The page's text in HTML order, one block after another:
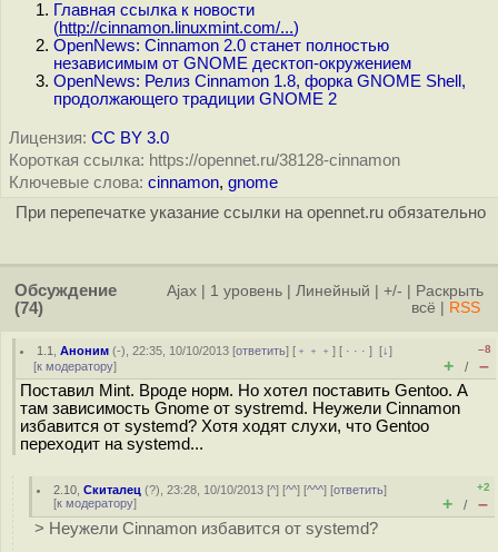
Главная ссылка к новости
(http://cinnamon.linuxmint.com/...)
OpenNews: Cinnamon 2.0 станет полностью
независимым от GNOME десктоп-окружением
OpenNews: Релиз Cinnamon 1.8, форка GNOME Shell,
продолжающего традиции GNOME 2
Лицензия: CC BY 3.0
Короткая ссылка: https://opennet.ru/38128-cinnamon
Ключевые слова: cinnamon, gnome
При перепечатке указание ссылки на opennet.ru обязательно
Обсуждение
(74)
Ajax 1 уровень Линейный +/-
Раскрыть
всё
RSS
1.1 ,Аноним (-), 22:35, 10/10/2013 [ответить] [ ﹢﹢﹢] [ · · ·][↓]
[к модератору]
–8
+ / –
Поставил Mint. Вроде норм. Но хотел поставить Gentoo. А
там зависимость Gnome от systremd. Неужели Cinnamon
избавится от systemd? Хотя ходят слухи, что Gentoo
переходит на systemd...
2.10 ,Скиталец (?), 23:28, 10/10/2013 [^] [^^] [^^^] [ответить]
[к модератору]
+2
+ / –
> Неужели Cinnamon избавится от systemd?